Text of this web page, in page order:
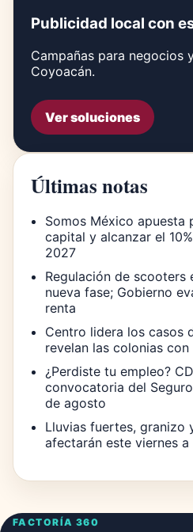
Publicidad local con
Campañas para negocios
Coyoacán.
Ver soluciones
Últimas notas
Somos México apuesta
capital y alcanzar el
2027
Regulación de scooters
nueva fase; Gobierno
renta
Centro lidera los casos
revelan las colonias
¿Perdiste tu empleo?
convocatoria del
de agosto
Lluvias fuertes, granizo
afectarán este viernes
FACTORÍA 360